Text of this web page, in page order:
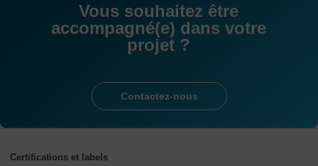
Vous souhaitez être
accompagné(e) dans votre
projet ?
Contactez-nous
Certifications et labels